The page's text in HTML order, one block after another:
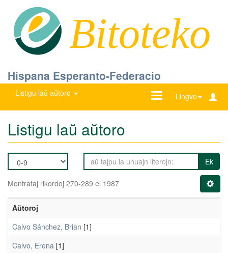
Bitoteko
Hispana Esperanto-Federacio
Listigu laŭ aŭtoro Lingvo
Ŝanĝu
Listigu laŭ aŭtoro
Ek
Montrataj rikordoj 270-289 el 1987
Aŭtoroj
Calvo Sánchez, Brian [1]
Calvo, Erena [1]